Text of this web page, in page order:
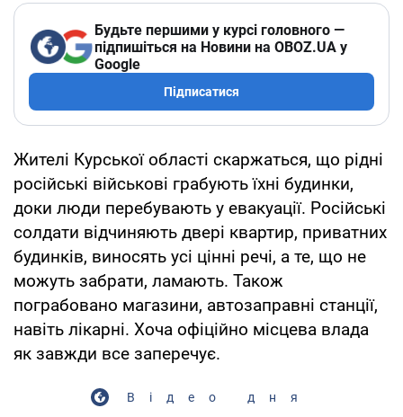
Будьте першими у курсі головного —
підпишіться на Новини на OBOZ.UA у
Google
Підписатися
Жителі Курської області скаржаться, що рідні
російські військові грабують їхні будинки,
доки люди перебувають у евакуації. Російські
солдати відчиняють двері квартир, приватних
будинків, виносять усі цінні речі, а те, що не
можуть забрати, ламають. Також
пограбовано магазини, автозаправні станції,
навіть лікарні. Хоча офіційно місцева влада
як завжди все заперечує.
Відео дня